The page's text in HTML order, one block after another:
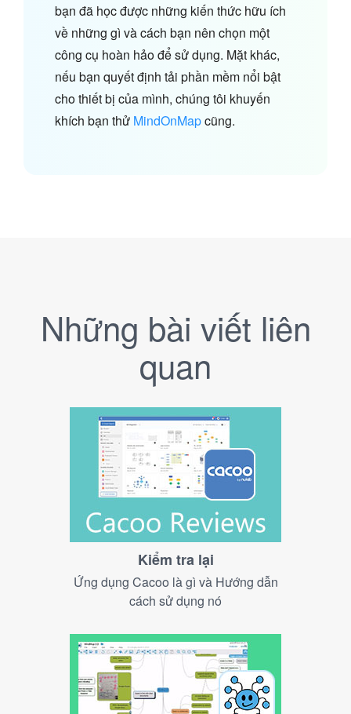
bạn đã học được những kiến thức hữu ích
về những gì và cách bạn nên chọn một
công cụ hoàn hảo để sử dụng. Mặt khác,
nếu bạn quyết định tải phần mềm nổi bật
cho thiết bị của mình, chúng tôi khuyến
khích bạn thử MindOnMapcũng.
Những bài viết liên
quan
Kiểm tra lại
Ứng dụng Cacoo là gì và Hướng dẫn
cách sử dụng nó